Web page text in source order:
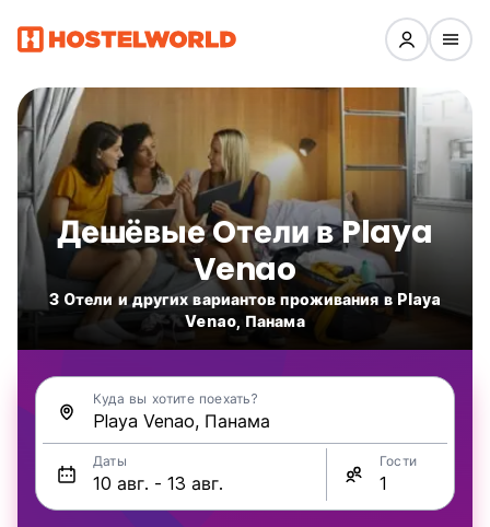
Дешёвые Oтели в Playa
Venao
3 Oтели и других вариантов проживания в Playa
Venao, Панама
Куда вы хотите поехать?
Даты Гости